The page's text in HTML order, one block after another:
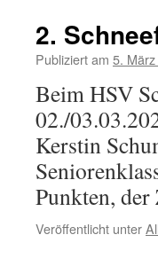
2.
Publiziert am 5.
Beim HSV
02./
Kerstin
Punkten,
Veröffentlicht unter